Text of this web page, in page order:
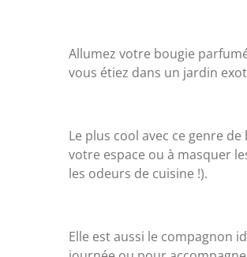
Allumez votre bougie
vous étiez dans un jardin
Le plus cool avec ce genre
votre espace ou à masquer
les odeurs de cuisine !).
Elle est aussi le compagnon